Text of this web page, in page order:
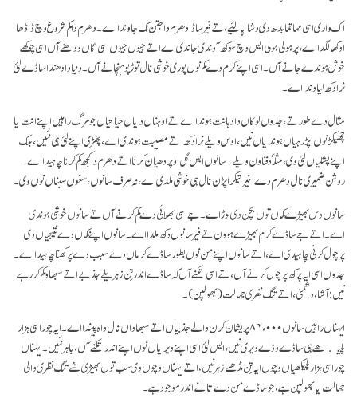
اک واری اسی مہاتما بدھ دی دشا پا لئیے، تے فیر ساڈا دھرم دا جتن مُک جاوندا اے۔ دھرم دا کم شروع وچ ڈاڈھا
اوکھا لگدا اے، پر ہولی ہولی ایس وچ سوکھ آوندی جاندی اے اتے جیوں جیوں اسی اگاں ودھنے آں اسی چوکھے
خوش ہوندے جانے آں۔ اسی اپنے کرم دے کم نوں پوری خوشی نال توڑ پوہنچانے آں۔ دنیا دا دھندا ساڈے لئی
نرا دکھ لیاوندا اے۔
مثال دے طور تے، جدوں لوکاں دا دہانت ہوندا اے تے اوہناں دیاں حیاتیاں جو مرگ راہیں اپنے انت یا
چھیکڑ نوں اپڑ رہیاں ہوندیاں نیں، اوس ویلے نرا دکھ اتے مصیبت ہوندی اے، چھڑی اپنے لئی ہی نئیں، بلک
اپنے پشلیاں لئی وی، مثلاً دفناون ویلے۔ سانوں ایس گل اوپر دھیان کرنا اتے دھرم دا کجھ کم کرنا چاہیدا اے۔
روشن ضمیری نال دھرم دے اخیر تیکر اپڑن نال ہی خوشی ملدی اے، نہ صرف سانوں، سغوں سبناں نوں وی۔
سانوں دس بھیڑے کماں توں بچن دی لوڑ اے۔ جے اسی بھلائی دے کم کرنے آں تے سانوں خوشی ہوندی
اے۔ اتے جے ساڈے کرم بھیڑے ہوون تے فیر سانوں دکھ ملدا اے۔ سانوں اپنے کماں دے نتیجیاں دی
پرچول کرنی چاہیدی اے، اتے سانوں اپنے من نوں بطور ساڈے کرماں دے سبب دے پرکھنا چاہیدا اے۔
جدوں اسی ایہ پرکھ پرچول کر نے آں، تے اسی تکنے آں کہ ساڈے اندر تِن زہریلے جذبے اتے سبھاو کم کر رہے
نیں: آشا، دشمنی، اتے تنگ نظری جہالت (بھولپن)۔
ایہناں راہیں سانوں۸۴،۰۰۰ پریشان کرن والے جذبیاں اتے سبھاواں نال واہ پیندا اے۔ ایہ چوراسی ہزار
پلیکھے ہی ساڈے وڈے ویری نیں، ایس لئی اسی اپنے ویریاں نوں اپنے اندر تکنے آں، باہر نئیں۔ ایہناں
چوراسی ہزار پلیکھیاں وچوں ایہ تِن مڈھلے زہر نیں، اتے ایہناں وچوں وی سب توں بھیڑی شے تنگ نظری والی
جہالت یا بھولپن ہے، جو ساڈے من دے تانے اندر موجود ہے۔